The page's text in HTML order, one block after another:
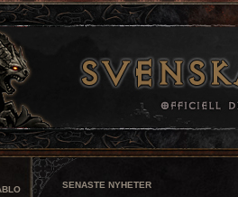
SENASTE NYHETER